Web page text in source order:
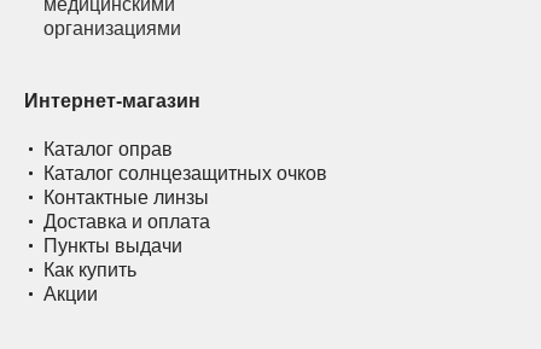
Интернет-магазин
Каталог оправ
Каталог солнцезащитных очков
Контактные линзы
Доставка и оплата
Пункты выдачи
Как купить
Акции